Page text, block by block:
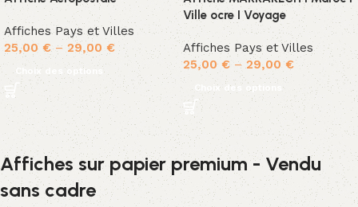
Affiches Pays et Villes
25,00 €– 29,00 €
Choix des options
Ville ocre I Voyage
Affiches Pays et Villes
25,00 € –29,00€
Choix des options
Affiches sur papier premium - Vendu
sans cadre